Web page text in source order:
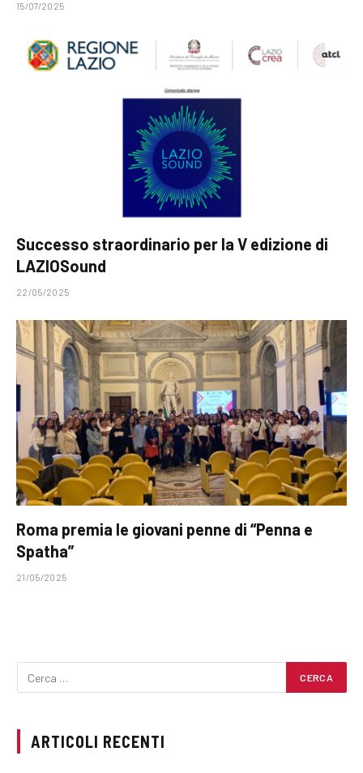
15/07/2025
Successo straordinario per la V edizione di
LAZIOSound
22/05/2025
Roma premia le giovani penne di “Penna e
Spatha”
21/05/2025
ARTICOLI RECENTI